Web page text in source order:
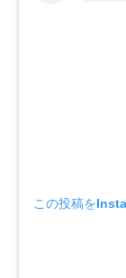
この投稿を